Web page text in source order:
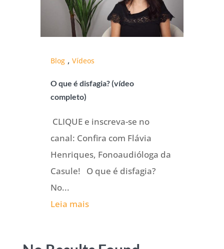
Blog , Vídeos
O que é disfagia? (vídeo
completo)
CLIQUE e inscreva-se no
canal: Confira com Flávia
Henriques, Fonoaudióloga da
Casule! O que é disfagia?
No...
Leia mais